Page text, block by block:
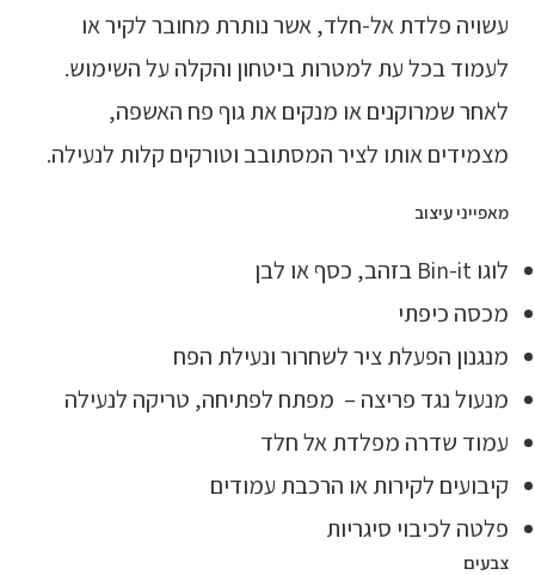
עשויה פלדת אל-חלד, אשר נותרת מחובר לקיר או
לעמוד בכל עת למטרות ביטחון והקלה על השימוש.
לאחר שמרוקנים או מנקים את גוף פח האשפה,
מצמידים אותו לציר המסתובב וטורקים קלות לנעילה.
מאפייני עיצוב
לוגו Bin-it בזהב, כסף או לבן
מכסה כיפתי
מנגנון הפעלת ציר לשחרור ונעילת הפח
מנעול נגד פריצה – מפתח לפתיחה, טריקה לנעילה
עמוד שדרה מפלדת אל חלד
קיבועים לקירות או הרכבת עמודים
פלטה לכיבוי סיגריות
צבעים